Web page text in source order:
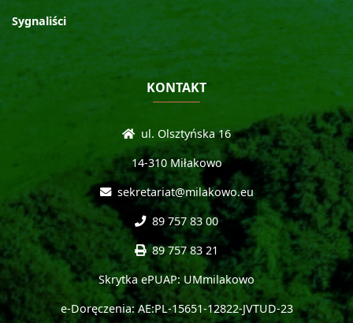
Sygnaliści
KONTAKT
ul. Olsztyńska 16
14-310 Miłakowo
sekretariat@milakowo.eu
89 757 83 00
89 757 83 21
Skrytka ePUAP: UMmilakowo
e-Doręczenia: AE:PL-15651-12822-JVTUD-23